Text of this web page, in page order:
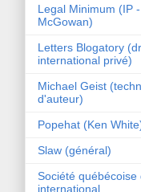
Legal Minimum (IP
McGowan)
Letters Blogatory
international privé)
Michael Geist
d'auteur)
Popehat (Ken
Slaw (général)
Société québécoise
international